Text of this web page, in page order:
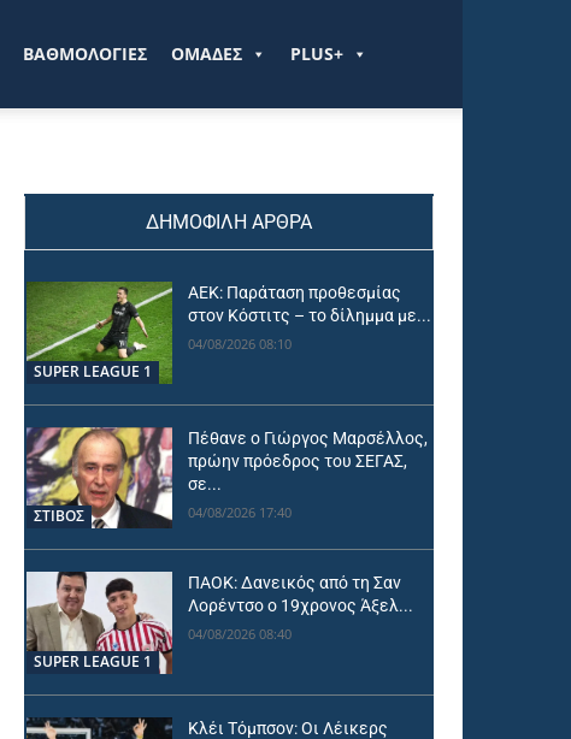
ΒΑΘΜΟΛΟΓΙΕΣ ΟΜΑΔΕΣ PLUS+
ΔΗΜΟΦΙΛΗ ΑΡΘΡΑ
SUPER LEAGUE 1
ΑΕΚ: Παράταση προθεσμίας
στον Κόστιτς – το δίλημμα με...
04/08/2026 08:10
ΣΤΙΒΟΣ
Πέθανε ο Γιώργος Μαρσέλλος,
πρώην πρόεδρος του ΣΕΓΑΣ,
σε...
04/08/2026 17:40
SUPER LEAGUE 1
ΠΑΟΚ: Δανεικός από τη Σαν
Λορέντσο ο 19χρονος Άξελ...
04/08/2026 08:40
Κλέι Τόμπσον: Οι Λέικερς